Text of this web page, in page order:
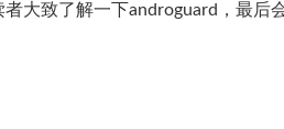
大致了解一下androguard，最后